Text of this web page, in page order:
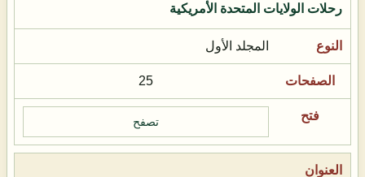
رحلات الولايات المتحدة الأمريكية
المجلد الأول
25
تصفح